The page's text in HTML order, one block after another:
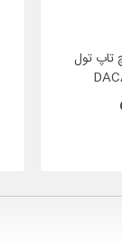
طرفه 9 اینچ تاپ تول